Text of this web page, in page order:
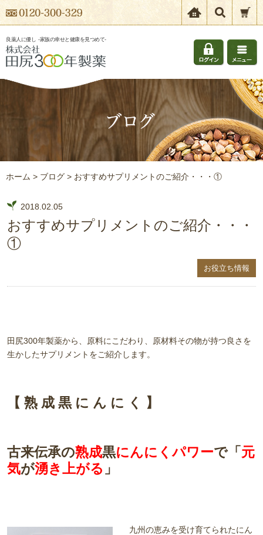
良薬人に優し -家族の幸せと健康を見つめて-
ホーム > ブログ > おすすめサプリメントのご紹介・・・①
2018.02.05
おすすめサプリメントのご紹介・・・
①
お役立ち情報
田尻300年製薬から、原料にこだわり、原材料その物が持つ良さを
生かしたサプリメントをご紹介します。
【 熟 成 黒 に ん に く 】
古来伝承の熟成黒にんにくパワーで「元
気が湧き上がる 」
九州の恵みを受け育てられたにん